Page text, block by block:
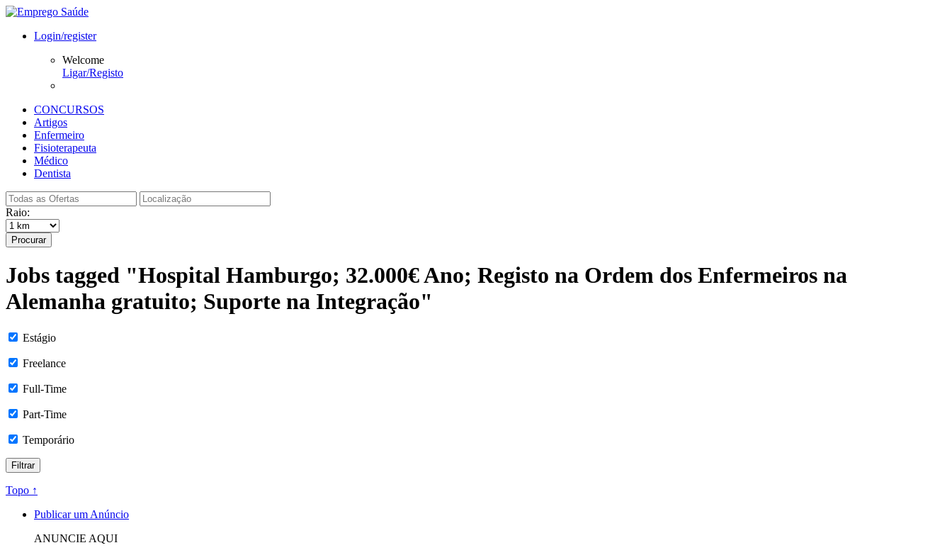
Login/register
Welcome
Ligar/Registo
CONCURSOS
Artigos
Enfermeiro
Fisioterapeuta
Médico
Dentista
Raio:
Procurar
Jobs tagged "Hospital Hamburgo; 32.000€ Ano; Registo na Ordem dos Enfermeiros na
Alemanha gratuito; Suporte na Integração"
Estágio
Freelance
Full-Time
Part-Time
Temporário
Topo ↑
Publicar um Anúncio
ANUNCIE AQUI